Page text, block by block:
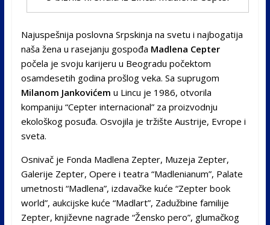
Najuspešnija poslovna Srpskinja na svetu i najbogatija
naša žena u rasejanju gospođa Madlena Cepter
počela je svoju karijeru u Beogradu počektom
osamdesetih godina prošlog veka. Sa suprugom
Milanom Jankovićem u Lincu je 1986, otvorila
kompaniju “Cepter internacional” za proizvodnju
ekološkog posuđa. Osvojila je tržište Austrije, Evrope i
sveta.
Osnivač je Fonda Madlena Zepter, Muzeja Zepter,
Galerije Zepter, Opere i teatra “Madlenianum”, Palate
umetnosti “Madlena”, izdavačke kuće “Zepter book
world”, aukcijske kuće “Madlart”, Zadužbine familije
Zepter, književne nagrade “Žensko pero”, glumačkog